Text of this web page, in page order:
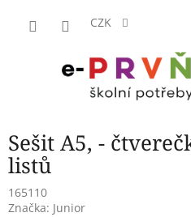
CZK
Sešit A5, -
listů
165110
Značka: Junior